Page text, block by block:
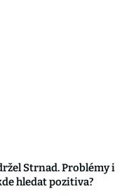
Strnad. Problémy i
hledat pozitiva?